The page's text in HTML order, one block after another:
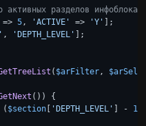
разделов инфоблока
=> 5, 'ACTIVE' => 'Y'
, 'DEPTH_LEVEL'
( $arFilter,
()) {
( $section[ 'DEPTH_LEVEL' ] - 1)